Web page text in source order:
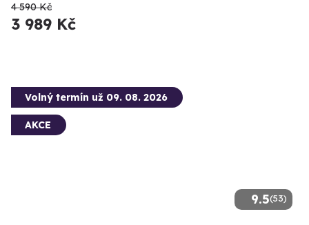
4 590 Kč
3 989 Kč
9.5(53)
Volný termín už 09. 08. 2026
AKCE